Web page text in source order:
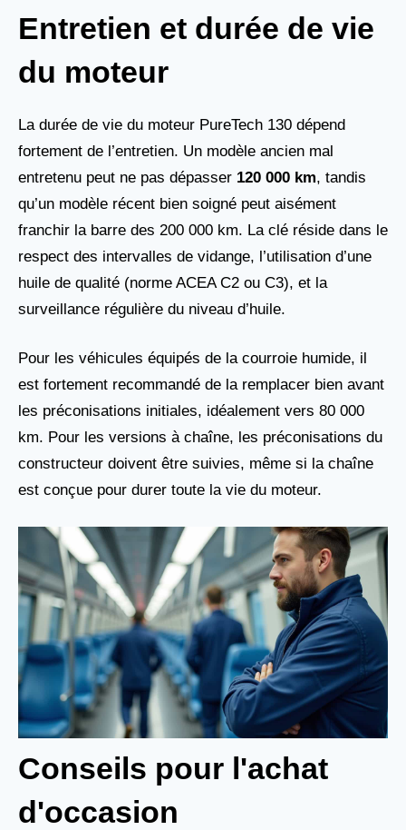
Entretien et durée de vie
du moteur
La durée de vie du moteur PureTech 130 dépend
fortement de l’entretien. Un modèle ancien mal
entretenu peut ne pas dépasser 120 000 km, tandis
qu’un modèle récent bien soigné peut aisément
franchir la barre des 200 000 km. La clé réside dans le
respect des intervalles de vidange, l’utilisation d’une
huile de qualité (norme ACEA C2 ou C3), et la
surveillance régulière du niveau d’huile.
Pour les véhicules équipés de la courroie humide, il
est fortement recommandé de la remplacer bien avant
les préconisations initiales, idéalement vers 80 000
km. Pour les versions à chaîne, les préconisations du
constructeur doivent être suivies, même si la chaîne
est conçue pour durer toute la vie du moteur.
Conseils pour l'achat
d'occasion